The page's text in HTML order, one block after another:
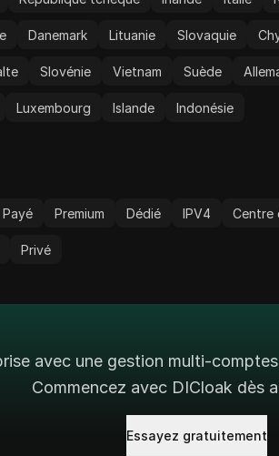
Danemark Lituanie Slovaquie
Slovénie Vietnam Suède
Luxembourg Islande Indonésie
Payé Premium Dédié IPV4 Centre
Privé
avec une gestion multi-
Commencez avec DICloak dès
Essayez gratuitement